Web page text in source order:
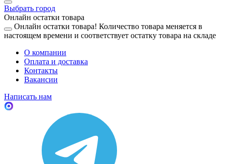
Выбрать город
Онлайн остатки товара
Онлайн остатки товара! Количество товара меняется в
настоящем времени и соответствует остатку товара на складе
О компании
Оплата и доставка
Контакты
Вакансии
Написать нам